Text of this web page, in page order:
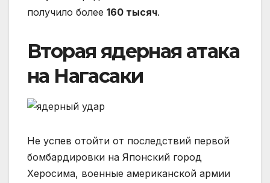
получило более 160 тысяч.
Вторая ядерная атака
на Нагасаки
Не успев отойти от последствий первой
бомбардировки на Японский город
Херосима, военные американской армии